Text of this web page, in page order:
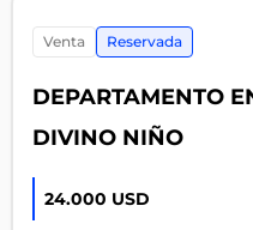
venta Reservada
DEPARTAMENTO
DIVINO NIÑO
24.000 USD